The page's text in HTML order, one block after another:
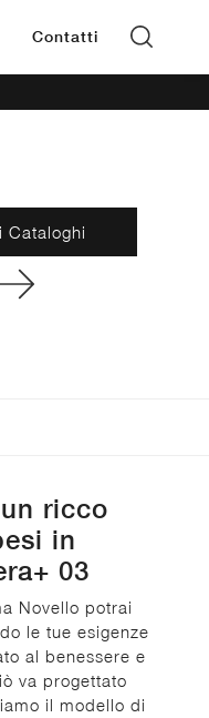
Contatti
Cataloghi
ricco
in
03
Novello potrai
le tue esigenze
al benessere e
va progettato
il modello di